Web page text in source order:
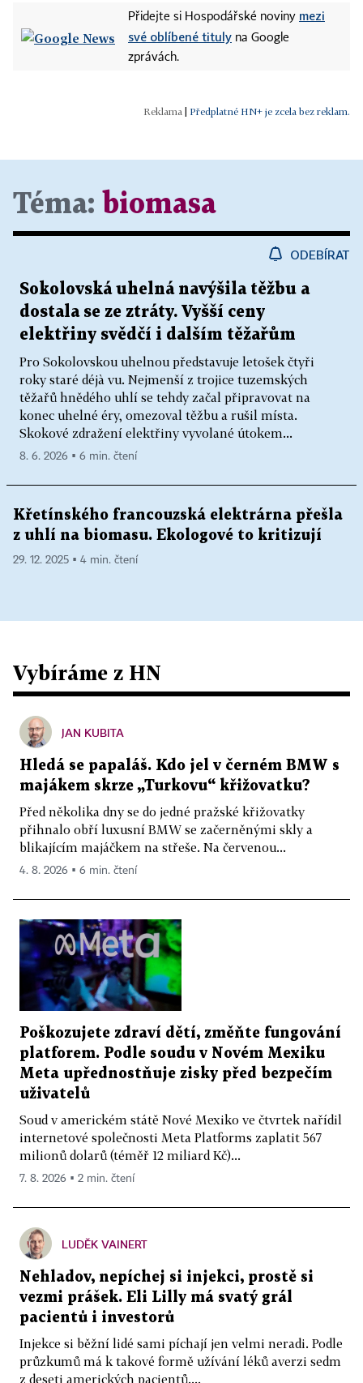
Přidejte si Hospodářské noviny mezi
své oblíbené tituly na Google
zprávách.
Předplatné HN+ je zcela bez reklam.
Téma: biomasa
ODEBÍRAT
Sokolovská uhelná navýšila těžbu a
dostala se ze ztráty. Vyšší ceny
elektřiny svědčí i dalším těžařům
Pro Sokolovskou uhelnou představuje letošek čtyři
roky staré déjà vu. Nejmenší z trojice tuzemských
těžařů hnědého uhlí se tehdy začal připravovat na
konec uhelné éry, omezoval těžbu a rušil místa.
Skokové zdražení elektřiny vyvolané útokem...
8. 6. 2026 ▪ 6 min. čtení
Křetínského francouzská elektrárna přešla
z uhlí na biomasu. Ekologové to kritizují
29. 12. 2025 ▪ 4 min. čtení
Vybíráme z HN
JAN KUBITA
Hledá se papaláš. Kdo jel v černém BMW s
majákem skrze „Turkovu“ křižovatku?
Před několika dny se do jedné pražské křižovatky
přihnalo obří luxusní BMW se začerněnými skly a
blikajícím majáčkem na střeše. Na červenou...
4. 8. 2026 ▪ 6 min. čtení
Poškozujete zdraví dětí, změňte fungování
platforem. Podle soudu v Novém Mexiku
Meta upřednostňuje zisky před bezpečím
uživatelů
Soud v americkém státě Nové Mexiko ve čtvrtek nařídil
internetové společnosti Meta Platforms zaplatit 567
milionů dolarů (téměř 12 miliard Kč)...
7. 8. 2026 ▪ 2 min. čtení
LUDĚK VAINERT
Nehladov, nepíchej si injekci, prostě si
vezmi prášek. Eli Lilly má svatý grál
pacientů i investorů
Injekce si běžní lidé sami píchají jen velmi neradi. Podle
průzkumů má k takové formě užívání léků averzi sedm
z deseti amerických pacientů....